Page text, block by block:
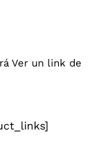
Ver un link de